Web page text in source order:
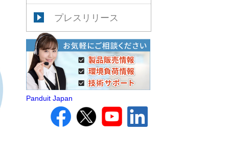
プレスリリース
Panduit Japan